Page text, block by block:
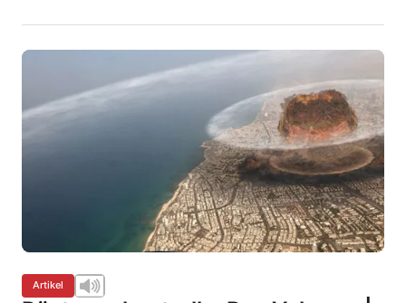
Artikel